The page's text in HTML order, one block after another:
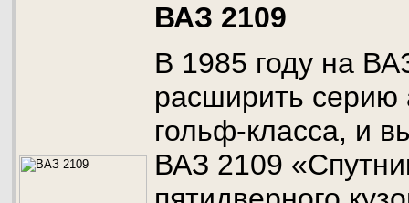
ВАЗ 2109
В 1985 году на
расширить серию
гольф-класса, и
ВАЗ 2109